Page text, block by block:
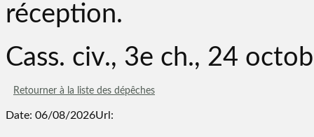
réception.
Cass. civ., 3e ch., 24
Retourner à la liste des dépêches
Date: 06/08/2026Url: